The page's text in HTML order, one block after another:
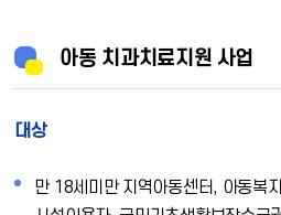
아동 치과치료지원 사업
대상
만 18세미만 지역아동센터, 아동복